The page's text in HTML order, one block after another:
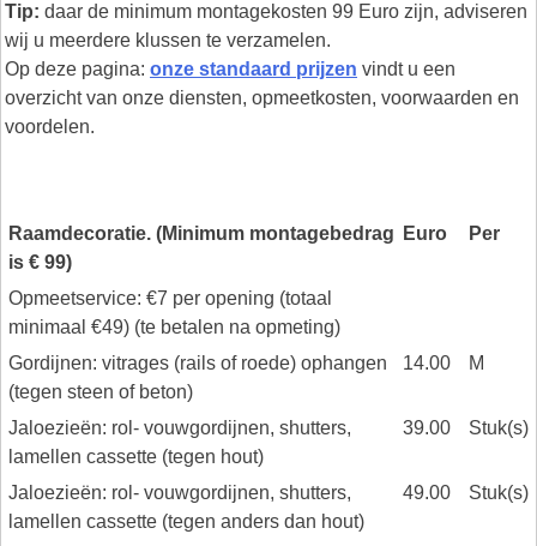
Tip: daar de minimum montagekosten 99 Euro zijn, adviseren
wij u meerdere klussen te verzamelen.
Op deze pagina: onze standaard prijzen vindt u een
overzicht van onze diensten, opmeetkosten, voorwaarden en
voordelen.
Raamdecoratie. (Minimum montagebedrag
is € 99)
Euro Per
Opmeetservice: €7 per opening (totaal
minimaal €49) (te betalen na opmeting)
Gordijnen: vitrages (rails of roede) ophangen
(tegen steen of beton)
14.00 M
Jaloezieën: rol- vouwgordijnen, shutters,
lamellen cassette (tegen hout)
39.00 Stuk(s)
Jaloezieën: rol- vouwgordijnen, shutters,
lamellen cassette (tegen anders dan hout)
49.00 Stuk(s)